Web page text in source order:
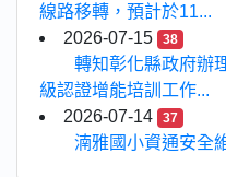
線路移轉，預計於11...
2026-07-15
38
轉知彰化縣政府辦
級認證增能培訓工作...
2026-07-14
37
湳雅國小資通安全